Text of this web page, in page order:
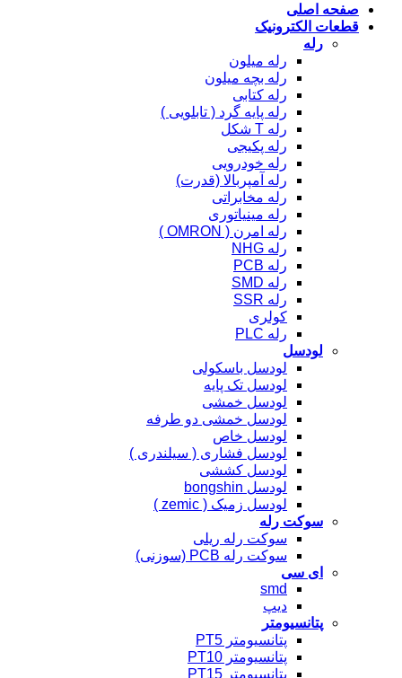
صفحه اصلی
قطعات الکترونیک
رله
رله میلون
رله بچه میلون
رله کتابی
رله پایه گرد ( تابلویی )
رله T شکل
رله پکیجی
رله خودرویی
رله آمپربالا (قدرت)
رله مخابراتی
رله مینیاتوری
رله امرن ( OMRON )
رله NHG
رله PCB
رله SMD
رله SSR
کولری
رله PLC
لودسل
لودسل باسکولی
لودسل تک پایه
لودسل خمشی
لودسل خمشی دو طرفه
لودسل خاص
لودسل فشاری ( سیلندری )
لودسل کششی
لودسل bongshin
لودسل زمیک ( zemic )
سوکت رله
سوکت رله ریلی
سوکت رله PCB (سوزنی)
ای سی
smd
دیپ
پتانسیومتر
پتانسیومتر PT5
پتانسیومتر PT10
پتانسیومتر PT15